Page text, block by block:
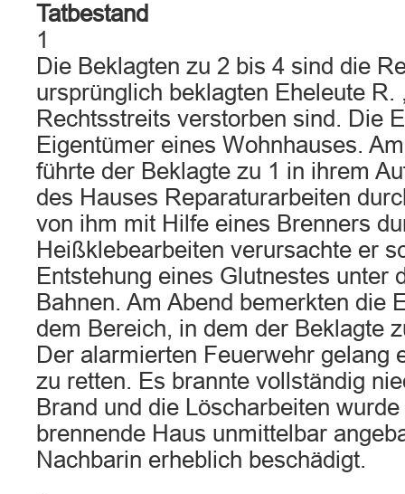
Tatbestand
1
Die Beklagten zu 2 bis 4 sind die
ursprünglich beklagten Eheleute R.
Rechtsstreits verstorben sind. Die
Eigentümer eines Wohnhauses.
führte der Beklagte zu 1 in ihrem
des Hauses Reparaturarbeiten
von ihm mit Hilfe eines Brenners
Heißklebearbeiten verursachte er
Entstehung eines Glutnestes unter
Bahnen. Am Abend bemerkten die
dem Bereich, in dem der Beklagte
Der alarmierten Feuerwehr gelang
zu retten. Es brannte vollständig
Brand und die Löscharbeiten
brennende Haus unmittelbar
Nachbarin erheblich beschädigt.